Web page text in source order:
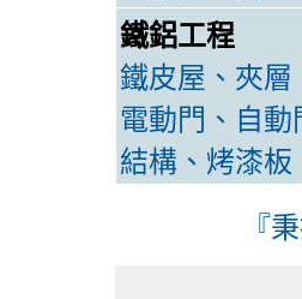
鐵鋁工程
鐵皮屋、夾
電動門、自
結構、烤漆
『